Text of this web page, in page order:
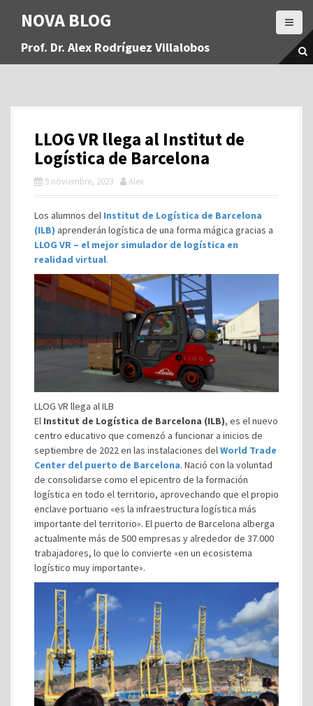
a
NOVA BLOG
Prof. Dr. Alex Rodríguez Villalobos
LLOG VR llega al Institut de
Logística de Barcelona
9 noviembre, 2023 Alex
Los alumnos del Institut de Logística de Barcelona
(ILB) aprenderán logística de una forma mágica gracias a
LLOG VR – el mejor simulador de logística en
realidad virtual.
LLOG VR llega al ILB
El Institut de Logística de Barcelona (ILB), es el nuevo
centro educativo que comenzó a funcionar a inicios de
septiembre de 2022 en las instalaciones delWorld Trade
Center del puerto de Barcelona. Nació con la voluntad
de consolidarse como el epicentro de la formación
logística en todo el territorio, aprovechando que el propio
enclave portuario «es la infraestructura logística más
importante del territorio». El puerto de Barcelona alberga
actualmente más de 500 empresas y alrededor de 37.000
trabajadores, lo que lo convierte «en un ecosistema
logístico muy importante».